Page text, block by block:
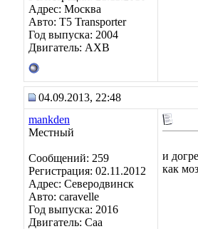
Адрес: Москва
Авто: Т5 Transporter
Год выпуска: 2004
Двигатель: АХВ
04.09.2013, 22:48
mankden
Местный
Сообщений: 259
Регистрация: 02.11.2012
Адрес: Северодвинск
Авто: caravelle
Год выпуска: 2016
Двигатель: Caa
и
как